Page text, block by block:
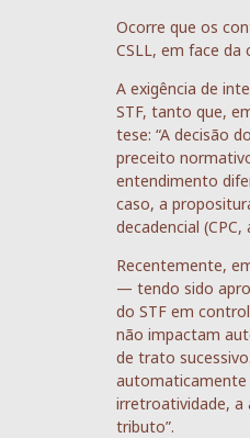
Ocorre que os
CSLL, em face
A exigência de
STF, tanto que,
tese: “A decisão
preceito
entendimento
caso, a
decadencial
Recentemente,
— tendo sido
do STF em
não impactam
de trato
automaticamente
irretroatividade, a
tributo”.